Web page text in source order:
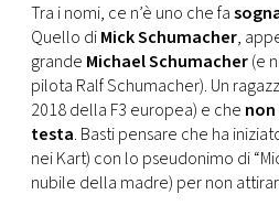
Tra i nomi, ce n’è uno che fa
Quello diMick Schumacher,
grande Michael Schumacher(e
pilota Ralf Schumacher). Un
2018 della F3 europea) e che
testa. Basti pensare che ha
nei Kart) con lo pseudonimo di
nubile della madre) per non